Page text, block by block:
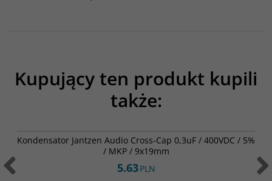
Kupujący ten produkt kupili
także:
Kondensator Jantzen Audio Cross-Cap 0,3uF / 400VDC / 5%
/ MKP / 9x19mm
5.63PLN